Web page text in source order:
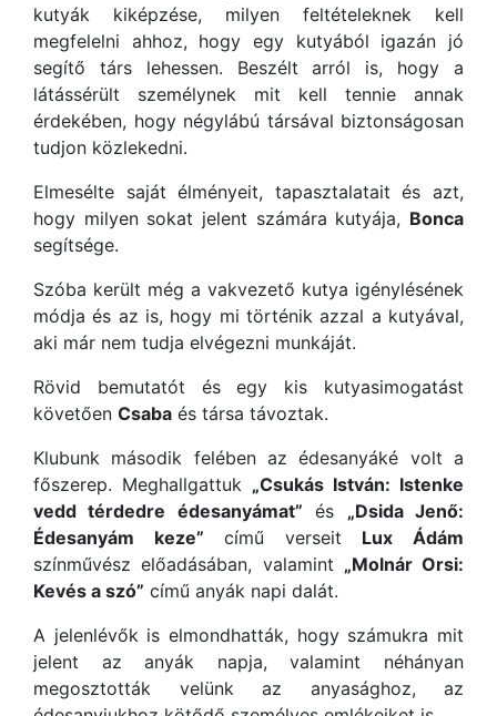
kutyák kiképzése, milyen feltételeknek kell
megfelelni ahhoz, hogy egy kutyából igazán jó
segítő társ lehessen. Beszélt arról is, hogy a
látássérült személynek mit kell tennie annak
érdekében, hogy négylábú társával biztonságosan
tudjon közlekedni.
Elmesélte saját élményeit, tapasztalatait és azt,
hogy milyen sokat jelent számára kutyája, Bonca
segítsége.
Szóba került még a vakvezető kutya igénylésének
módja és az is, hogy mi történik azzal a kutyával,
aki már nem tudja elvégezni munkáját.
Rövid bemutatót és egy kis kutyasimogatást
követően Csaba és társa távoztak.
Klubunk második felében az édesanyáké volt a
főszerep. Meghallgattuk „Csukás István: Istenke
vedd térdedre édesanyámat” és „Dsida Jenő:
Édesanyám keze” című verseit Lux Ádám
színművész előadásában, valamint „Molnár Orsi:
Kevés a szó” című anyák napi dalát.
A jelenlévők is elmondhatták, hogy számukra mit
jelent az anyák napja, valamint néhányan
megosztották velünk az anyasághoz, az